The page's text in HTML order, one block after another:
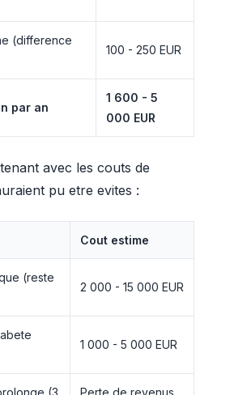
(difference
100 - 250 EUR
par an
1 600 - 5
000 EUR
avec les couts de
pu etre evites :
Cout estime
(reste
2 000 - 15 000 EUR
1 000 - 5 000 EUR
(3 Perte de revenus